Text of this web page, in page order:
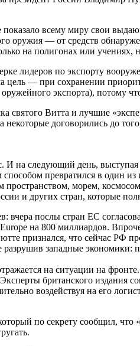
всему миру свои
оружия — от средств
на полигонах или учениях,
лидеров по экспорту
цель — при сохранении
экспорта), потому
Витта и лучшие
договорились до
следующий день, выступая
превратился в один
морем,
и других стран, которые
послы стран ЕС
на 800 миллиардов.
признался, что сейчас РФ
западные экономики:
на ситуации на
британского издания
воздействуя на его
по секрету сообщил,